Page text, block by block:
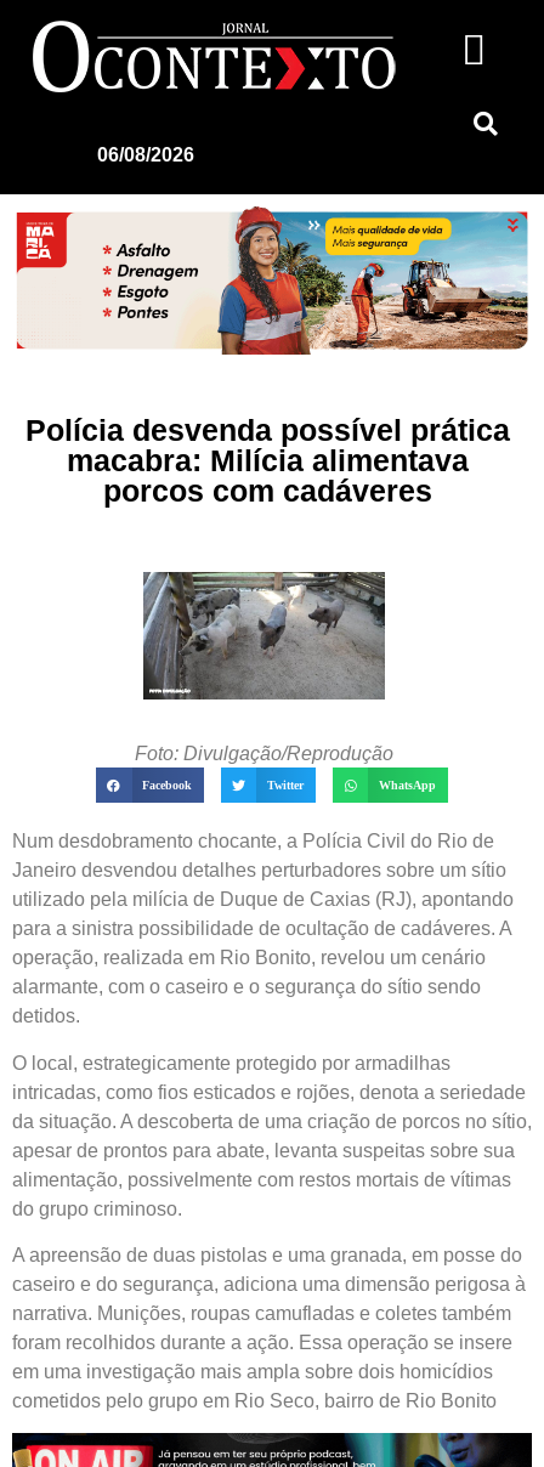
06/08/2026
Polícia desvenda possível prática
macabra: Milícia alimentava
porcos com cadáveres
Foto: Divulgação/Reprodução
Facebook Twitter WhatsApp
Num desdobramento chocante, a Polícia Civil do Rio de
Janeiro desvendou detalhes perturbadores sobre um sítio
utilizado pela milícia de Duque de Caxias (RJ), apontando
para a sinistra possibilidade de ocultação de cadáveres. A
operação, realizada em Rio Bonito, revelou um cenário
alarmante, com o caseiro e o segurança do sítio sendo
detidos.
O local, estrategicamente protegido por armadilhas
intricadas, como fios esticados e rojões, denota a seriedade
da situação. A descoberta de uma criação de porcos no sítio,
apesar de prontos para abate, levanta suspeitas sobre sua
alimentação, possivelmente com restos mortais de vítimas
do grupo criminoso.
A apreensão de duas pistolas e uma granada, em posse do
caseiro e do segurança, adiciona uma dimensão perigosa à
narrativa. Munições, roupas camufladas e coletes também
foram recolhidos durante a ação. Essa operação se insere
em uma investigação mais ampla sobre dois homicídios
cometidos pelo grupo em Rio Seco, bairro de Rio Bonito